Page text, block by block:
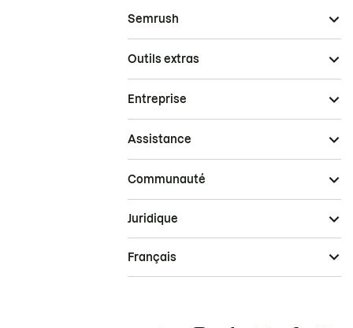
Semrush
Outils extras
Entreprise
Assistance
Communauté
Juridique
Français